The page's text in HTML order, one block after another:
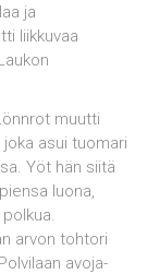
ja
liikkuvaa
muutti
asui tuomari
Yöt hän siitä
luona,
arvon tohtori
avoja­